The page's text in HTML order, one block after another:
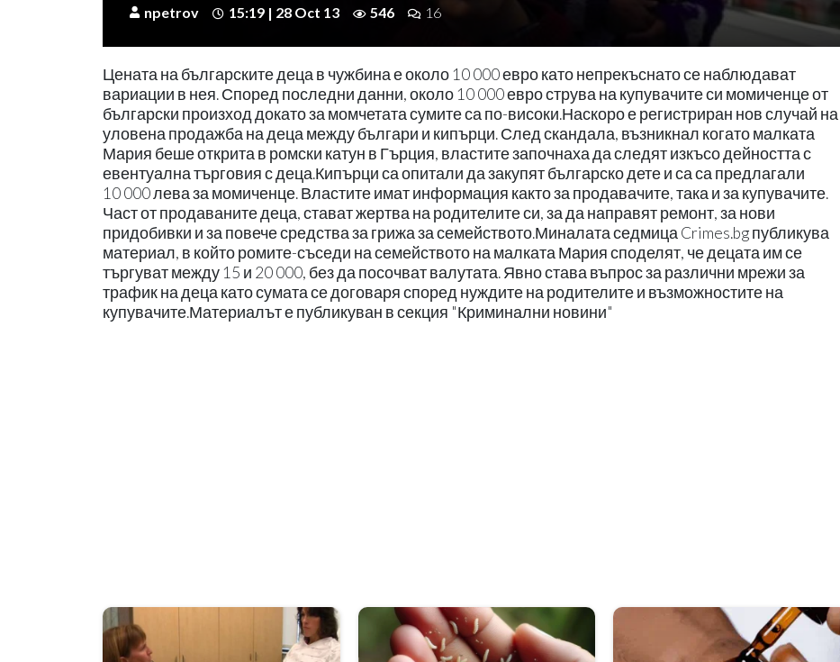
npetrov 15:19 | 28 Oct 13 546 16
Цената на българските деца в чужбина е около 10 000 евро като непрекъснато се наблюдават
вариации в нея. Според последни данни, около 10 000 евро струва на купувачите си момиченце от
български произход докато за момчетата сумите са по-високи.Наскоро е регистриран нов случай на
уловена продажба на деца между българи и кипърци. След скандала, възникнал когато малката
Мария беше открита в ромски катун в Гърция, властите започнаха да следят изкъсо дейността с
евентуална търговия с деца.Кипърци са опитали да закупят българско дете и са са предлагали
10 000 лева за момиченце. Властите имат информация както за продавачите, така и за купувачите.
Част от продаваните деца, стават жертва на родителите си, за да направят ремонт, за нови
придобивки и за повече средства за грижа за семейството.Миналата седмица Crimes.bg публикува
материал, в който ромите-съседи на семейството на малката Мария споделят, че децата им се
търгуват между 15 и 20 000, без да посочват валутата. Явно става въпрос за различни мрежи за
трафик на деца като сумата се договаря според нуждите на родителите и възможностите на
купувачите.Материалът е публикуван в секция "Криминални новини"